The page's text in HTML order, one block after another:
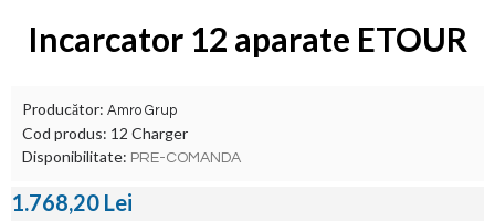
Incarcator 12 aparate ETOUR
Producător: Amro Grup
Cod produs: 12 Charger
Disponibilitate: PRE-COMANDA
1.768,20 Lei